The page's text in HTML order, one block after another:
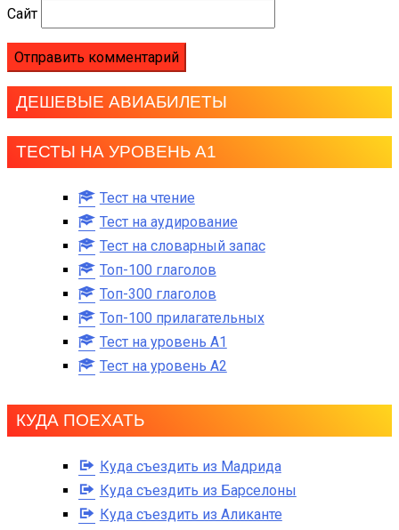
Сайт
ДЕШЕВЫЕ АВИАБИЛЕТЫ
ТЕСТЫ НА УРОВЕНЬ А1
Тест на чтение
Тест на аудирование
Тест на словарный запас
Топ-100 глаголов
Топ-300 глаголов
Топ-100 прилагательных
Тест на уровень A1
Тест на уровень A2
КУДА ПОЕХАТЬ
Куда съездить из Мадрида
Куда съездить из Барселоны
Куда съездить из Аликанте